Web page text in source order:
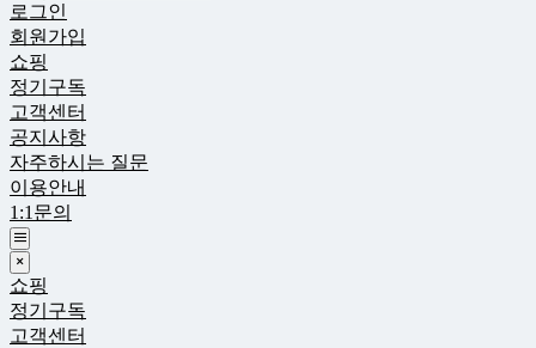
로그인
회원가입
쇼핑
정기구독
고객센터
공지사항
자주하시는 질문
이용안내
1:1문의
쇼핑
정기구독
고객센터